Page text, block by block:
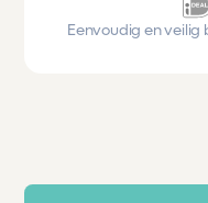
Eenvoudig en